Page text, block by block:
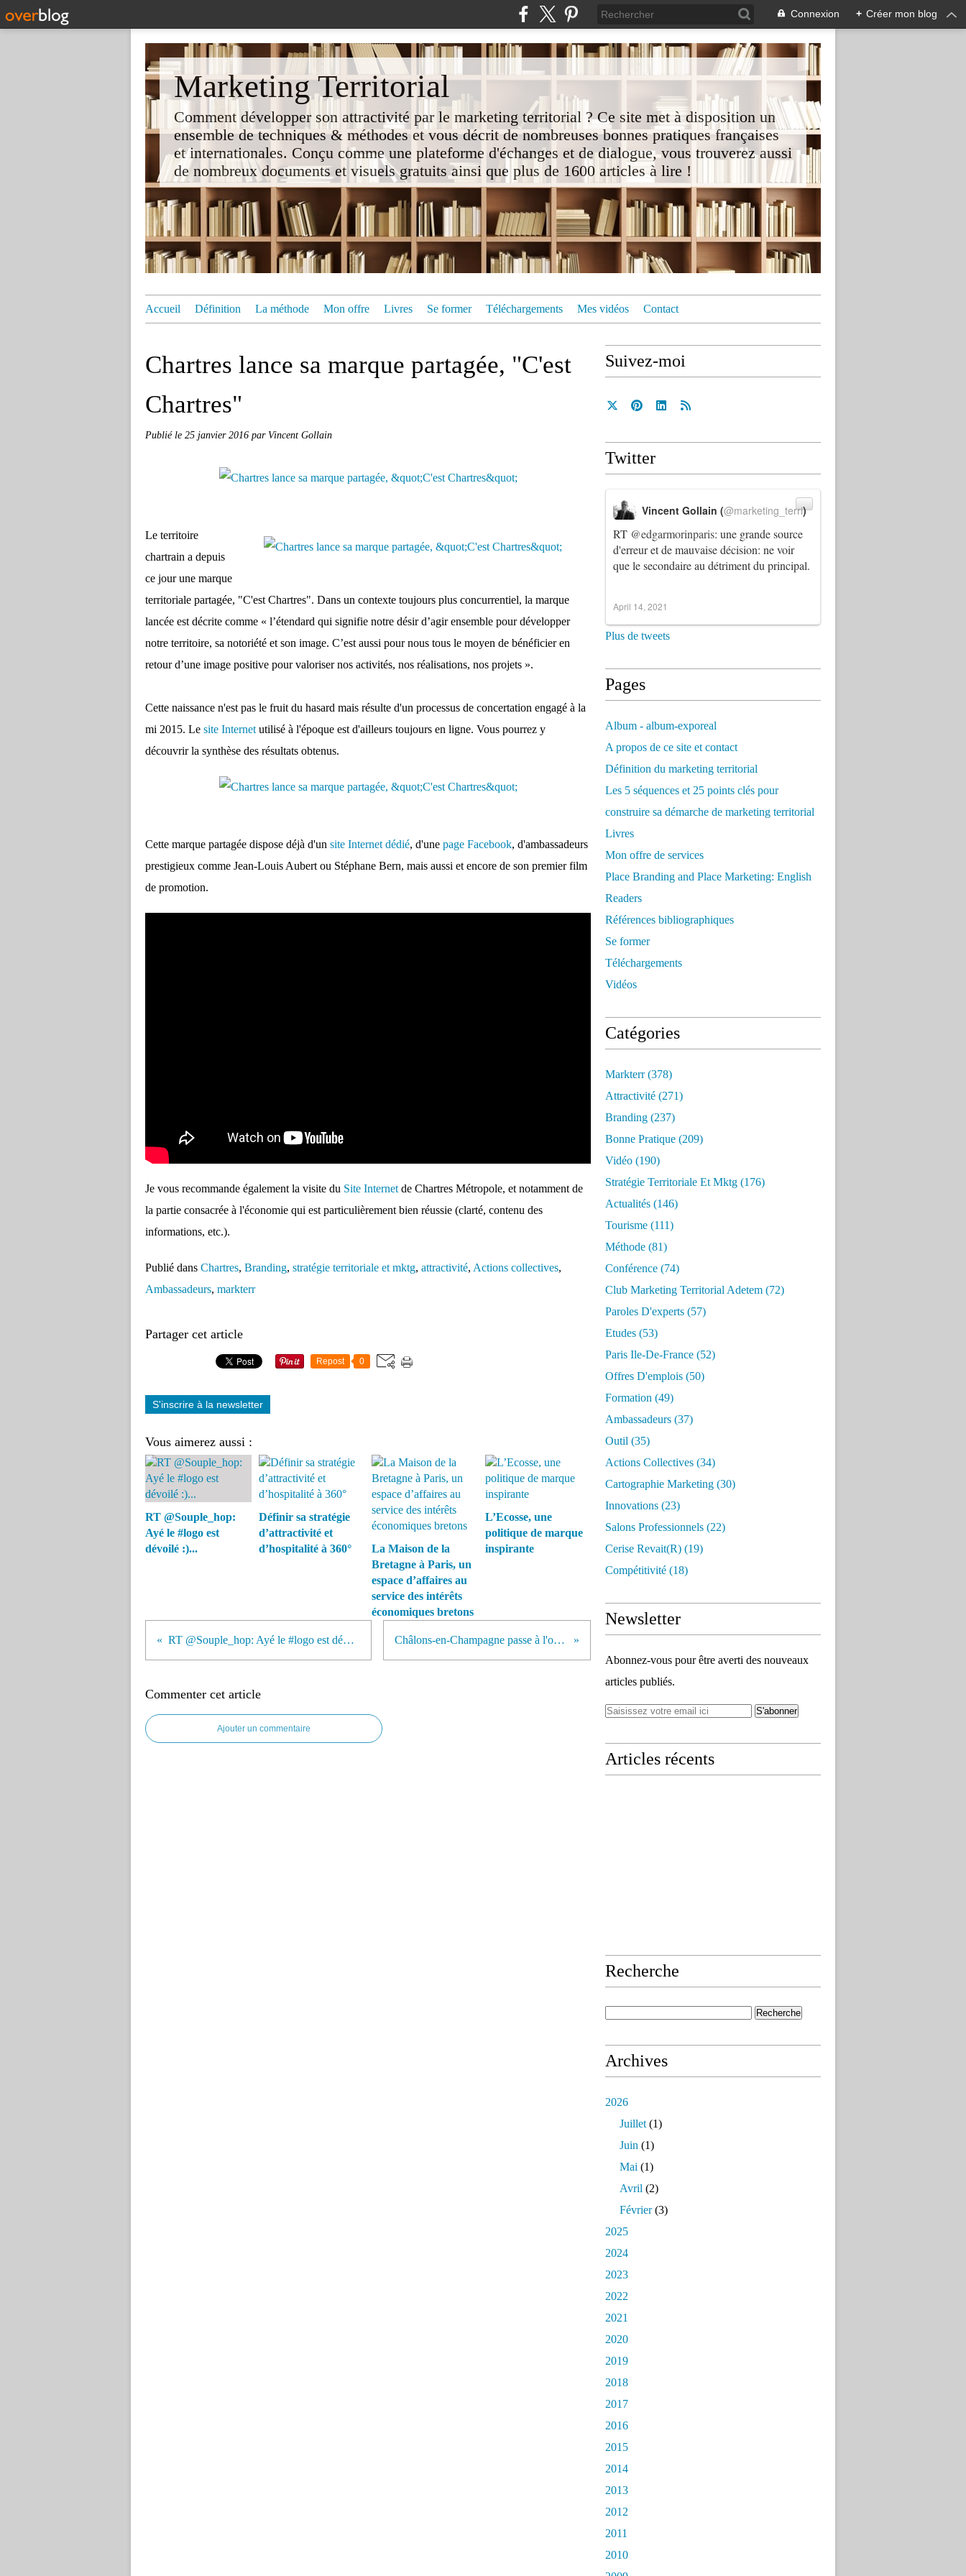
Connexion + Créer mon blog
Marketing Territorial
Comment développer son attractivité par le marketing territorial ? Ce site met à disposition un
ensemble de techniques & méthodes et vous décrit de nombreuses bonnes pratiques françaises
et internationales. Conçu comme une plateforme d'échanges et de dialogue, vous trouverez aussi
de nombreux documents et visuels gratuits ainsi que plus de 1600 articles à lire !
Accueil Définition La méthode Mon offre Livres Se former Téléchargements Mes vidéos Contact
Chartres lance sa marque partagée, "C'est
Chartres"
Publié le 25 janvier 2016 par Vincent Gollain
Le territoire
chartrain a depuis
ce jour une marque
territoriale partagée, "C'est Chartres". Dans un contexte toujours plus concurrentiel, la marque
lancée est décrite comme « l’étendard qui signifie notre désir d’agir ensemble pour développer
notre territoire, sa notoriété et son image. C’est aussi pour nous tous le moyen de bénéficier en
retour d’une image positive pour valoriser nos activités, nos réalisations, nos projets ».
Cette naissance n'est pas le fruit du hasard mais résulte d'un processus de concertation engagé à la
mi 2015. Le site Internet utilisé à l'époque est d'ailleurs toujours en ligne. Vous pourrez y
découvrir la synthèse des résultats obtenus.
Cette marque partagée dispose déjà d'un site Internet dédié, d'une page Facebook, d'ambassadeurs
prestigieux comme Jean-Louis Aubert ou Stéphane Bern, mais aussi et encore de son premier film
de promotion.
Je vous recommande également la visite du Site Internet de Chartres Métropole, et notamment de
la partie consacrée à l'économie qui est particulièrement bien réussie (clarté, contenu des
informations, etc.).
Publié dans Chartres, Branding, stratégie territoriale et mktg, attractivité, Actions collectives,
Ambassadeurs, markterr
Partager cet article
Repost 0
S'inscrire à la newsletter
Vous aimerez aussi :
RT @Souple_hop:
Ayé le #logo est
dévoilé :)...
Définir sa stratégie
d’attractivité et
d’hospitalité à 360°
La Maison de la
Bretagne à Paris, un
espace d’affaires au
service des intérêts
économiques bretons
L’Ecosse, une
politique de marque
inspirante
RT @Souple_hop: Ayé le #logo est dévoilé :)... Châlons-en-Champagne passe à l'offensive
Commenter cet article
Ajouter un commentaire
Suivez-moi
Twitter
RT @edgarmorinparis: une grande source
d'erreur et de mauvaise décision: ne voir
que le secondaire au détriment du principal.
Vincent Gollain (@marketing_terri)
April 14, 2021
Plus de tweets
Pages
Album - album-exporeal
A propos de ce site et contact
Définition du marketing territorial
Les 5 séquences et 25 points clés pour
construire sa démarche de marketing territorial
Livres
Mon offre de services
Place Branding and Place Marketing: English
Readers
Références bibliographiques
Se former
Téléchargements
Vidéos
Catégories
Markterr(378)
Attractivité (271)
Branding (237)
Bonne Pratique (209)
Vidéo (190)
Stratégie Territoriale Et Mktg (176)
Actualités (146)
Tourisme (111)
Méthode (81)
Conférence (74)
Club Marketing Territorial Adetem (72)
Paroles D'experts (57)
Etudes (53)
Paris Ile-De-France (52)
Offres D'emplois (50)
Formation (49)
Ambassadeurs (37)
Outil (35)
Actions Collectives (34)
Cartographie Marketing (30)
Innovations (23)
Salons Professionnels (22)
Cerise Revait(r) (19)
Compétitivité (18)
Newsletter
Abonnez-vous pour être averti des nouveaux
articles publiés.
Articles récents
Recherche
Archives
2026
Juillet (1)
Juin (1)
Mai (1)
Avril (2)
Février(3)
2025
2024
2023
2022
2021
2020
2019
2018
2017
2016
2015
2014
2013
2012
2011
2010